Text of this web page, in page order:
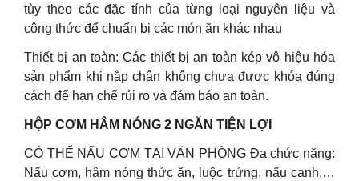
tùy theo các đặc tính của từng loại nguyên liệu và
công thức để chuẩn bị các món ăn khác nhau
Thiết bị an toàn: Các thiết bị an toàn kép vô hiệu hóa
sản phẩm khi nắp chân không chưa được khóa đúng
cách để hạn chế rủi ro và đảm bảo an toàn.
HỘP CƠM HÂM NÓNG 2 NGĂN TIỆN LỢI
CÓ THỂ NẤU CƠM TẠI VĂN PHÒNG Đa chức năng:
Nấu cơm, hâm nóng thức ăn, luộc trứng, nấu canh,…